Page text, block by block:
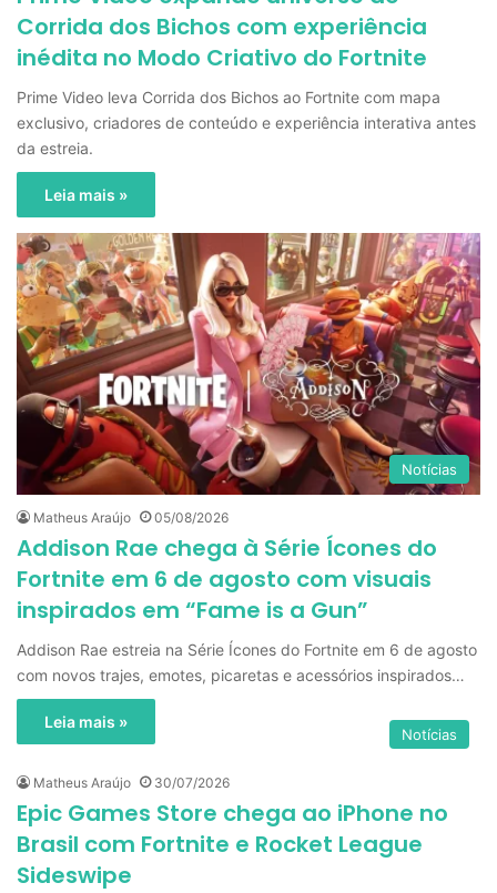
Corrida dos Bichos com experiência
inédita no Modo Criativo do Fortnite
Prime Video leva Corrida dos Bichos ao Fortnite com mapa
exclusivo, criadores de conteúdo e experiência interativa antes
da estreia.
Leia mais »
Notícias
Matheus Araújo 05/08/2026
Addison Rae chega à Série Ícones do
Fortnite em 6 de agosto com visuais
inspirados em “Fame is a Gun”
Addison Rae estreia na Série Ícones do Fortnite em 6 de agosto
com novos trajes, emotes, picaretas e acessórios inspirados…
Leia mais »
Notícias
Matheus Araújo 30/07/2026
Epic Games Store chega ao iPhone no
Brasil com Fortnite e Rocket League
Sideswipe